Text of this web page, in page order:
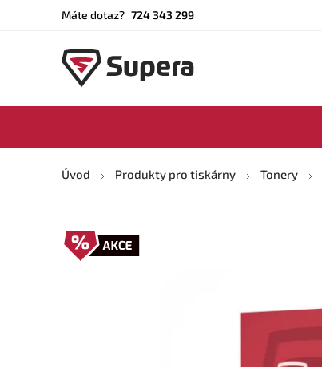
Máte dotaz? 724 343 299
Úvod Produkty pro tiskárny Tonery